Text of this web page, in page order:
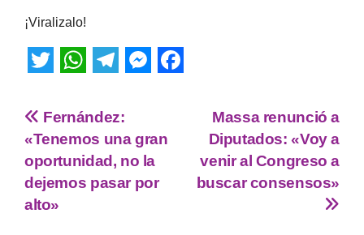
¡Viralizalo!
w
i
t
t
e
h
a
t
s
e
l
e
g
s
s
e
c
b
Massa renunció a
Diputados: «Voy a
venir al Congreso a
buscar consensos»
Fernández:
«Tenemos una gran
oportunidad, no la
dejemos pasar por
alto»